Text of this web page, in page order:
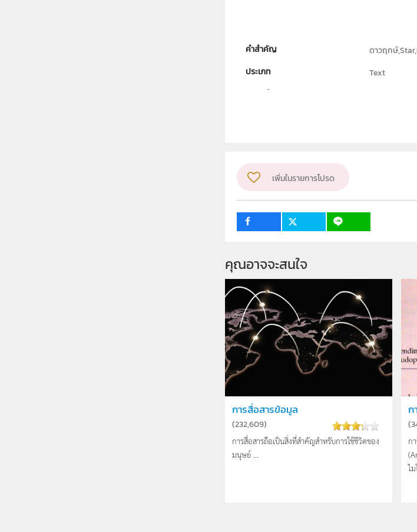
คำสำคัญ
ดาวฤกษ์
ประเภท
Text
กลุ่มเป้าหมาย
เพิ่มในรายการโปรด
คุณอาจจะสนใจ
การสื่อสารข้อมูล
(232,609)
การสื่อสารถือเป็นสิ่งที่สำคัญสำหรับการใช้ชีวิตของ
มนุษย์ ...
ก
(
ก
ไ